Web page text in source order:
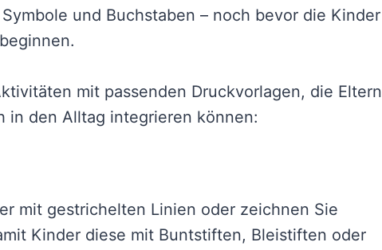
und Buchstaben – noch bevor die Kinder
mit passenden Druckvorlagen, die Eltern
in den Alltag integrieren können:
mit gestrichelten Linien oder zeichnen Sie
Kinder diese mit Buntstiften, Bleistiften oder